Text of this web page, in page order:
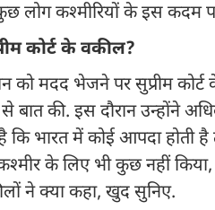
लोग कश्मीरियों के इस कदम
कोर्ट के वकील?
को मदद भेजने पर सुप्रीम
की. इस दौरान उन्होंने
कि भारत में कोई आपदा
के लिए भी कुछ नहीं
ने क्या कहा, खुद सुनिए.